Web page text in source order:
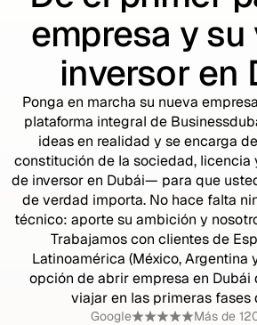
empresa y su
inversor en
Ponga en marcha su nueva
plataforma integral de
ideas en realidad y se encarga
constitución de la sociedad, licencia
de inversor en Dubái— para que
de verdad importa. No hace falta
técnico: aporte su ambición y
Trabajamos con clientes de
Latinoamérica (México, Argentina
opción de abrir empresa en Dubái
viajar en las primeras fases
Google
Más de